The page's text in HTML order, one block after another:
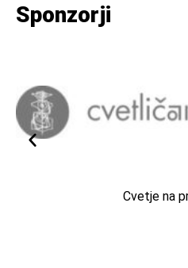
Sponzorji
Cvetje na